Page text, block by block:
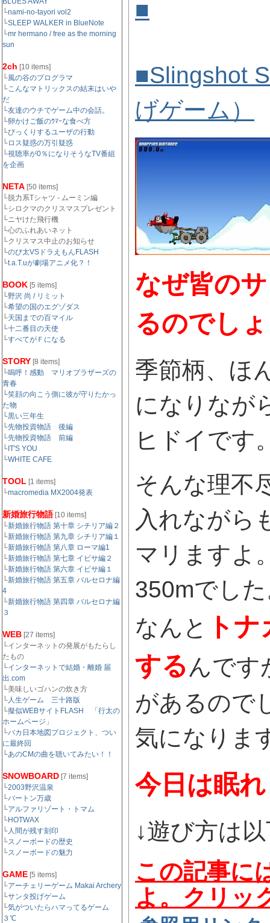
└nami-no-tayori vol2
└SLEEP WALKER in BlueNote
└mr hermano / free as the morning
sun
2ch [10 items]
└風の谷のプログラマ
└こんなマトリックスの結末はいや
だ
└友達のウチでゲーム中の会話。
└卵かけご飯のｳﾏｰな食べ方
└びっくりするユーザの行動
└ロス疑惑の万引疑惑
└視聴率が0％になりそうなTV番組
を企画
NETA [50 items]
└脱力系Tシャツ - ムーミン編
└シロクマのクリスマスプレゼント
└ニヤけた飛行機
└心のふれあいネット
└クリスマス中止のお知らせ
└のび太VSドラえもんFLASH
└t.a.T.uが劇場アニメ化？！
BOOK [5 items]
└野沢 尚 / リミット
└希望の国のエグゾダス
└天国までの百マイル
└十二番目の天使
└すべてがＦになる
STORY [8 items]
└嗚呼！感動 マリオブラザーズの
青春
└笑顔の向こう側に彼が守りたかっ
た物
└黒い三年生
└先物投資物語 後編
└先物投資物語 前編
└ IT'S YOU
└WHITE CAFE
TOOL [1 items]
└macromedia MX2004発表
新婚旅行物語 [10 items]
└新婚旅行物語 第十章 シチリア編２
└新婚旅行物語 第九章 シチリア編１
└新婚旅行物語 第八章 ローマ編1
└新婚旅行物語 第七章 イビサ編２
└新婚旅行物語 第六章 イビサ編１
└新婚旅行物語 第五章 バルセロナ編
4
└新婚旅行物語 第四章 バルセロナ編
３
WEB [27 items]
└インターネットの発展がもたらし
たもの
└インターネットで結婚・離婚 届
出.com
└美味しいゴハンの炊き方
└人生ゲーム 三十路版
└擬似WEBサイトFLASH 「行太の
ホームページ」
└バカ日本地図プロジェクト、つい
に最終回
└あのCMの曲を聴いてみたい！！
SNOWBOARD [7 items]
└2003野沢温泉
└バートン万歳
└アルファリゾート・トマム
└HOTWAX
└人間が残す刻印
└スノーボードの歴史
└スノーボードの魅力
GAME [5 items]
└アーチェリーゲーム Makai Archery
└サンタ投げゲーム
└気がついたらハマってるゲーム
３℃
■
■Slingshot
げゲーム）
なぜ皆の
るのでし
季節柄、ほ
になりなが
ヒドイです
そんな理不
入れながら
マリますよ
350mでし
なんと
ト
する んです
があるので
気になりま
今日は眠
↓遊び方は
この記事に
よ。クリッ